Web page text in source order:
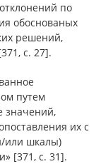
по
обоснованых
решений,
c. 27].
путем
значений,
их с
или шкалы)
[371, с. 31].